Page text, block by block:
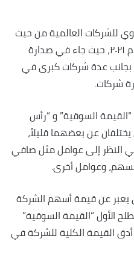
للشركات العالمية من حيث
القيمة السوقية Market Cap لعام ٢٠٢١، حيث جاء في صدارة
بجانب عدة شركات كبرى في
شركات.
السوقية” و “رأس
عن بعضهما قليلاً،
النظر إلى عوامل مثل صافي
وعوامل أخرى.
عن قيمة أسهم الشركة
الأول “القيمة السوقية”
القيمة الكلية للشركة في